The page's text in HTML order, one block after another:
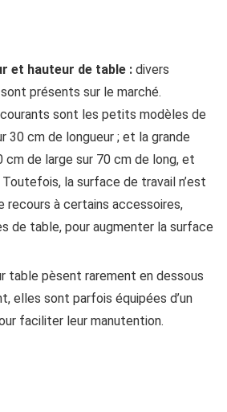
et hauteur de table : divers
présents sur le marché.
sont les petits modèles de
30 cm de longueur ; et la grande
cm de large sur 70 cm de long, et
la surface de travail n’est
recours à certains accessoires,
de table, pour augmenter la surface
table pèsent rarement en dessous
elles sont parfois équipées d’un
faciliter leur manutention.